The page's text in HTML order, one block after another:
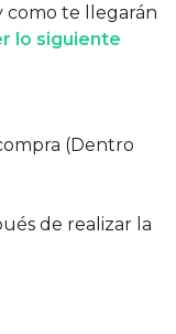
como te llegarán
lo siguiente
(Dentro
de realizar la